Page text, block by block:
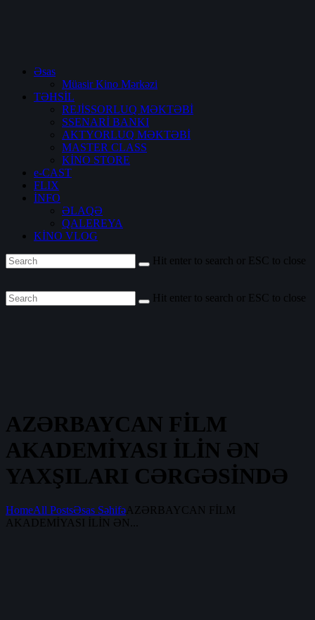
Əsas
Müasir Kino Mərkəzi
TƏHSİL
REJİSSORLUQ MƏKTƏBİ
SSENARİ BANKI
AKTYORLUQ MƏKTƏBİ
MASTER CLASS
KİNO STORE
e-CAST
FLIX
İNFO
ƏLAQƏ
QALEREYA
KİNO VLOG
Hit enter to search or ESC to close
Hit enter to search or ESC to close
AZƏRBAYCAN FİLM
AKADEMİYASI İLİN ƏN
YAXŞILARI CƏRGƏSİNDƏ
HomeAll PostsƏsas SəhifəAZƏRBAYCAN FİLM
AKADEMİYASI İLİN ƏN...